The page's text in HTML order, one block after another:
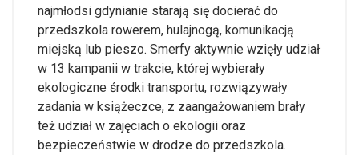
najmłodsi gdynianie starają się docierać do
przedszkola rowerem, hulajnogą, komunikacją
miejską lub pieszo. Smerfy aktywnie wzięły udział
w 13 kampanii w trakcie, której wybierały
ekologiczne środki transportu, rozwiązywały
zadania w książeczce, z zaangażowaniem brały
też udział w zajęciach o ekologii oraz
bezpieczeństwie w drodze do przedszkola.